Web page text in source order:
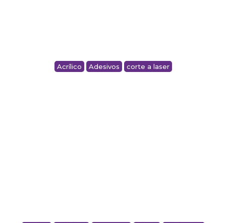
Acrílico Adesivos corte a laser
ADESIVO DECORATIVO COM LOGO EM